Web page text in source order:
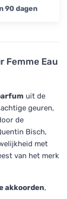
Femme Eau
uit de
geuren,
de
Bisch,
met
van het merk
akkoorden,
90 dagen